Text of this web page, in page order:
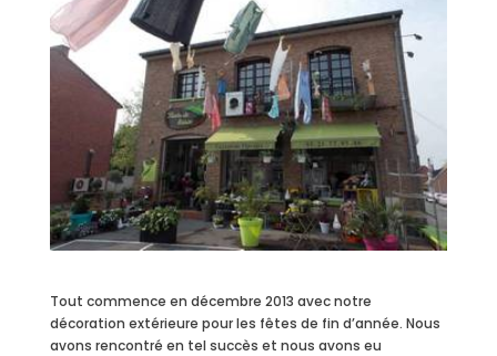
Tout commence en décembre 2013 avec notre
décoration extérieure pour les fêtes de fin d’année. Nous
avons rencontré en tel succès et nous avons eu